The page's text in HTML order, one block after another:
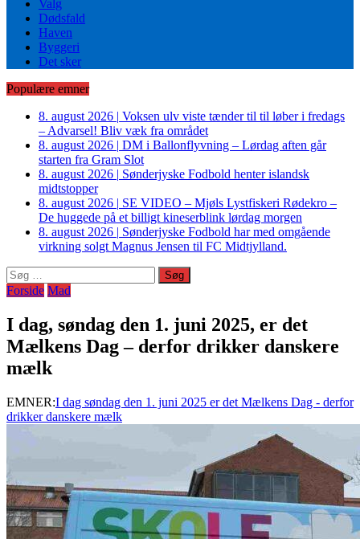
Valg
Dødsfald
Haven
Byggeri
Det sker
Populære emner
8. august 2026 | Voksen ulv viste tænder til til løber i fredags
– Advarsel! Bliv væk fra området
8. august 2026 | DM i Ballonflyvning – Lørdag aften går
starten fra Gram Slot
8. august 2026 | Sønderjyske Fodbold henter islandsk
midtstopper
8. august 2026 | SE VIDEO – Mjøls Lystfiskeri Rødekro –
De huggede på et billigt kineserblink lørdag morgen
8. august 2026 | Sønderjyske Fodbold har med omgående
virkning solgt Magnus Jensen til FC Midtjylland.
Søg
efter:
Forside Mad
I dag, søndag den 1. juni 2025, er det
Mælkens Dag – derfor drikker danskere
mælk
EMNER:I dag søndag den 1. juni 2025 er det Mælkens Dag - derfor
drikker danskere mælk